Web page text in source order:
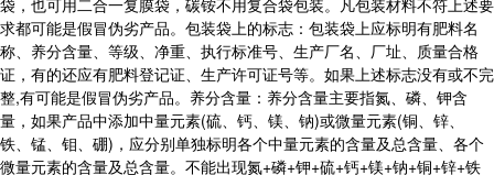
袋，也可用二合一复膜袋，碳铵不用复合袋包装。凡包装材料不符上述要
求都可能是假冒伪劣产品。包装袋上的标志：包装袋上应标明有肥料名
称、养分含量、等级、净重、执行标准号、生产厂名、厂址、质量合格
证，有的还应有肥料登记证、生产许可证号等。如果上述标志没有或不完
整,有可能是假冒伪劣产品。养分含量：养分含量主要指氮、磷、钾含
量，如果产品中添加中量元素(硫、钙、镁、钠)或微量元素(铜、锌、
铁、锰、钼、硼)，应分别单独标明各个中量元素的含量及总含量、各个
微量元素的含量及总含量。不能出现氮+磷+钾+硫+钙+镁+钠+铜+锌+铁